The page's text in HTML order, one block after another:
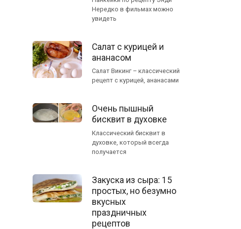
Нередко в фильмах можно
увидеть
Салат с курицей и
ананасом
Салат Викинг – классический
рецепт с курицей, ананасами
Очень пышный
бисквит в духовке
Классический бисквит в
духовке, который всегда
получается
Закуска из сыра: 15
простых, но безумно
вкусных
праздничных
рецептов